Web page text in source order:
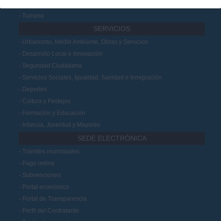
Turismo
SERVICIOS
Urbanismo, Medio Ambiente, Obras y Servicios
Desarrollo Local e Innovación
Seguridad Ciudadana
Servicios Sociales, Igualdad, Sanidad e Inmigración
Deportes
Cultura y Festejos
Formación y Educación
Infancia, Juventud y Mayores
SEDE ELECTRÓNICA
Trámites municipales
Pago online
Subvenciones
Portal económico
Portal de Transparencia
Perfil del Contratante